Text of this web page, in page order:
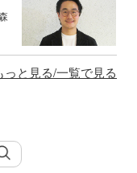
っと見る/一覧で見る